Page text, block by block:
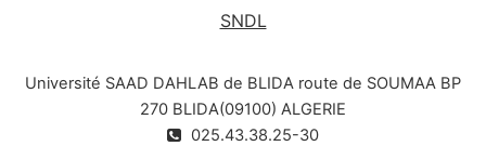
SNDL
Université SAAD DAHLAB de BLIDA route de SOUMAA BP
270 BLIDA(09100) ALGERIE
025.43.38.25-30